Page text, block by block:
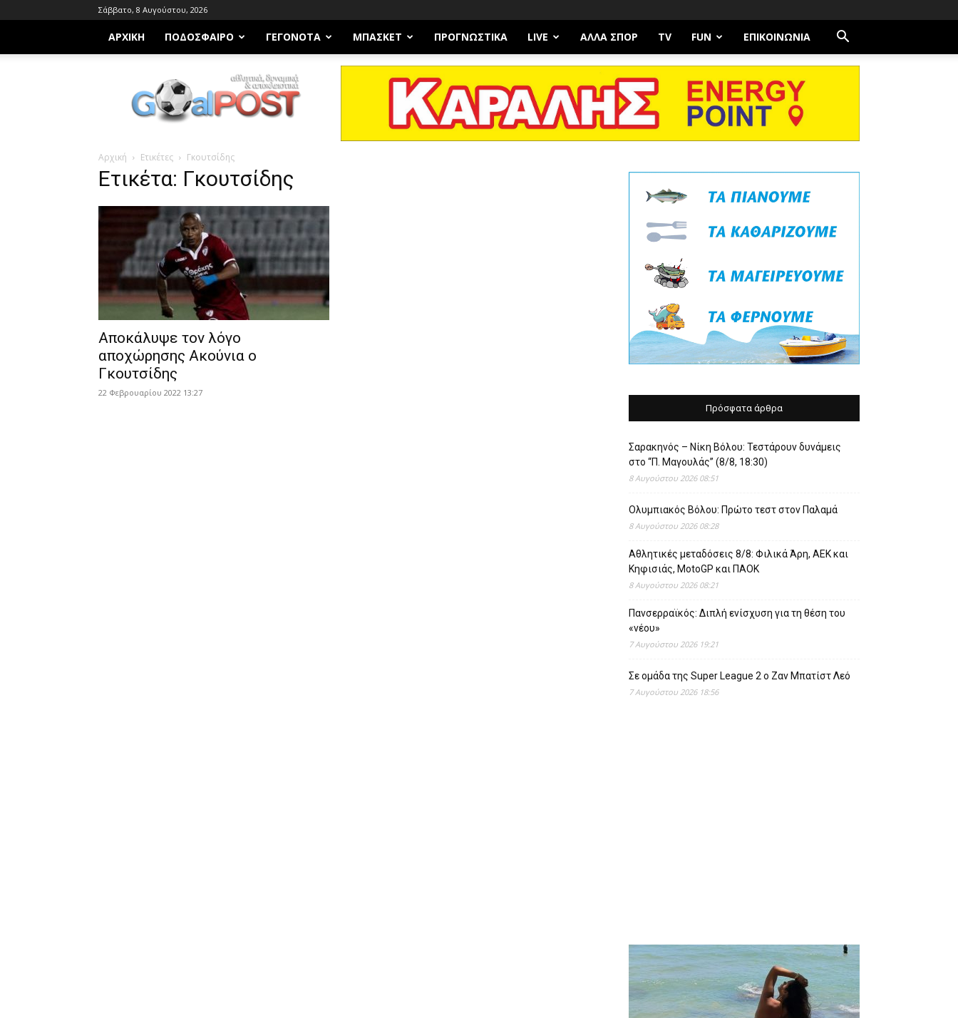
Σάββατο, 8 Αυγούστου, 2026
ΑΡΧΙΚΗ ΠΟΔΌΣΦΑΙΡΟ ΓΕΓΟΝΌΤΑ ΜΠΆΣΚΕΤ ΠΡΟΓΝΩΣΤΙΚΑ LIVE ΆΛΛΑ ΣΠΟΡ TV FUN ΕΠΙΚΟΙΝΩΝΊΑ
Goalpost.gr
Αρχική Ετικέτες Γκουτσίδης
Ετικέτα: Γκουτσίδης
Αποκάλυψε τον λόγο
αποχώρησης Ακούνια ο
Γκουτσίδης
22 Φεβρουαρίου 2022 13:27
Πρόσφατα άρθρα
Σαρακηνός – Νίκη Βόλου: Τεστάρουν δυνάμεις
στο “Π. Μαγουλάς” (8/8, 18:30)
8 Αυγούστου 2026 08:51
Ολυμπιακός Βόλου: Πρώτο τεστ στον Παλαμά
8 Αυγούστου 2026 08:28
Αθλητικές μεταδόσεις 8/8: Φιλικά Άρη, ΑΕΚ και
Κηφισιάς, MotoGP και ΠΑΟΚ
8 Αυγούστου 2026 08:21
Πανσερραϊκός: Διπλή ενίσχυση για τη θέση του
«νέου»
7 Αυγούστου 2026 19:21
Σε ομάδα της Super League 2 o Ζαν Μπατίστ Λεό
7 Αυγούστου 2026 18:56